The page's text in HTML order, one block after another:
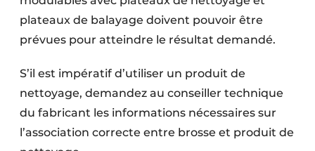
plateaux de balayage doivent pouvoir être
prévues pour atteindre le résultat demandé.
S’il est impératif d’utiliser un produit de
nettoyage, demandez au conseiller technique
du fabricant les informations nécessaires sur
l’association correcte entre brosse et produit de